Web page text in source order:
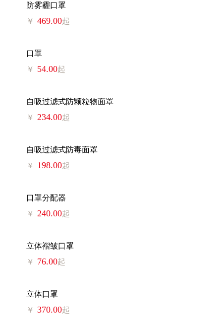
防雾霾口罩
￥ 469.00起
口罩
￥ 54.00起
自吸过滤式防颗粒物面罩
￥ 234.00起
自吸过滤式防毒面罩
￥ 198.00起
口罩分配器
￥ 240.00起
立体褶皱口罩
￥ 76.00起
立体口罩
￥ 370.00起